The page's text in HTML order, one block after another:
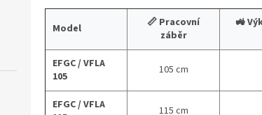
Model
📏 Pracovní
záběr
🚜
EFGC / VFLA
105
105 cm
EFGC / VFLA
115 cm